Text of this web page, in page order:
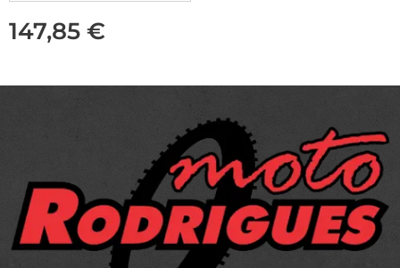
147,85 €